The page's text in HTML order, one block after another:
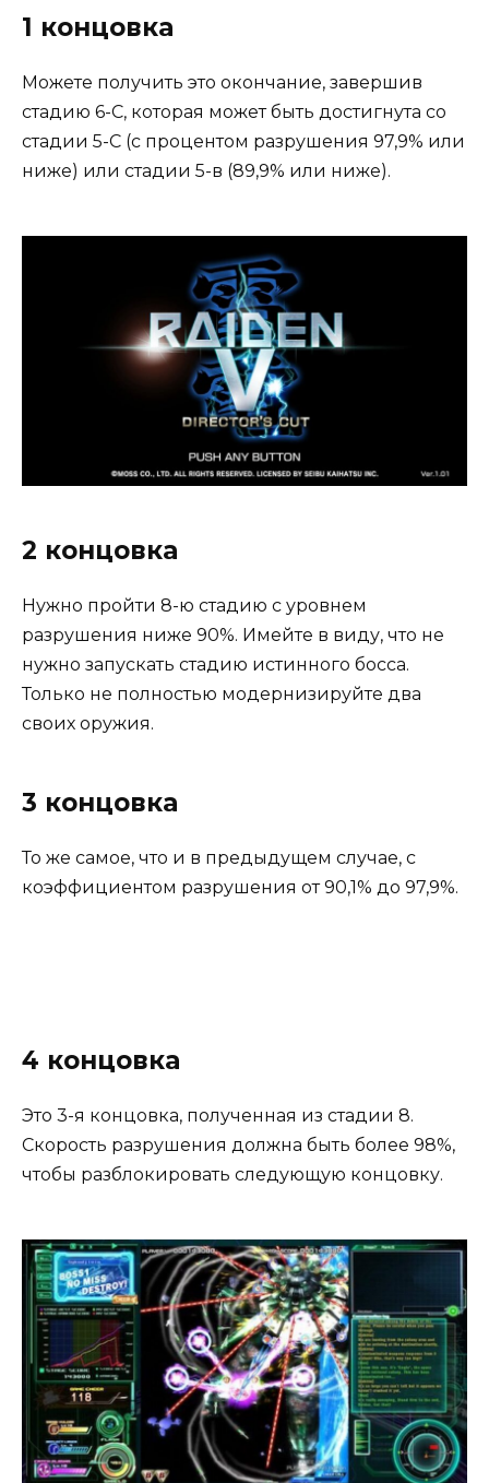
1 концовка
Можете получить это окончание, завершив
стадию 6-С, которая может быть достигнута со
стадии 5-С (с процентом разрушения 97,9% или
ниже) или стадии 5-в (89,9% или ниже).
2 концовка
Нужно пройти 8-ю стадию с уровнем
разрушения ниже 90%. Имейте в виду, что не
нужно запускать стадию истинного босса.
Только не полностью модернизируйте два
своих оружия.
3 концовка
То же самое, что и в предыдущем случае, с
коэффициентом разрушения от 90,1% до 97,9%.
4 концовка
Это 3-я концовка, полученная из стадии 8.
Скорость разрушения должна быть более 98%,
чтобы разблокировать следующую концовку.